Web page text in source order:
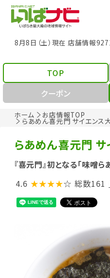
8月8日（土）現在 店舗情報
ホーム お店情報TOP
らあめん喜元門 サイエンス
TOP
クーポン
らあめん喜元門
『喜元門』初となる「味噌ら
4.6 ★★★★☆ 総数161